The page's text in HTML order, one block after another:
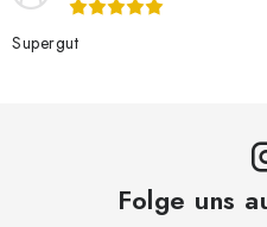
Supergut
Folge uns